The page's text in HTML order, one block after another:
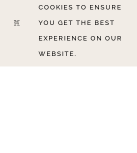
BLACK
54,69$ INC. VAT.
WÄHLEN
COOKIES TO ENSURE
YOU GET THE BEST
EXPERIENCE ON OUR
WEBSITE.